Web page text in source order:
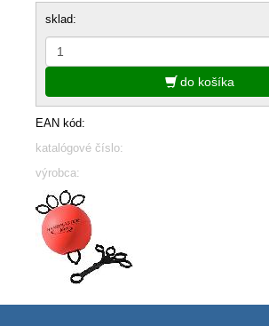
sklad:
do košíka
EAN kód:
katalógové číslo:
výrobca: